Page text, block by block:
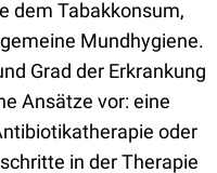
dem Tabakkonsum,
Mundhygiene.
Grad der Erkrankung
Ansätze vor: eine
oder
in der Therapie